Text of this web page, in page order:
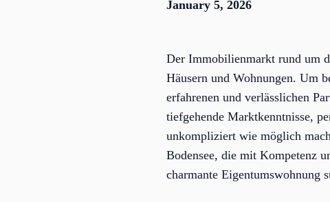
January 5, 2026
Der Immobilienmarkt rund um
Häusern und Wohnungen. Um
erfahrenen und verlässlichen
tiefgehende Marktkenntnisse,
unkompliziert wie möglich
Bodensee, die mit Kompetenz
charmante Eigentumswohnung